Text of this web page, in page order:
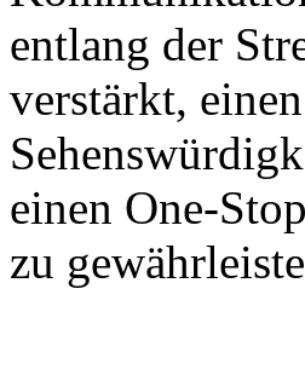
entlang der
verstärkt,
einen One-
zu